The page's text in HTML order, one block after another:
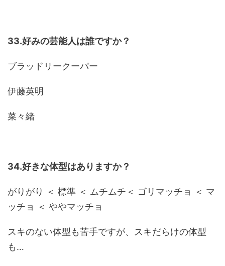
33.好みの芸能人は誰ですか？
ブラッドリークーパー
伊藤英明
菜々緒
34.好きな体型はありますか？
がりがり ＜ 標準 ＜ ムチムチ＜ ゴリマッチョ ＜ マ
ッチョ ＜ ややマッチョ
スキのない体型も苦手ですが、スキだらけの体型
も…